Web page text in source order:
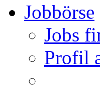
Jobbörse
Jobs
Profil